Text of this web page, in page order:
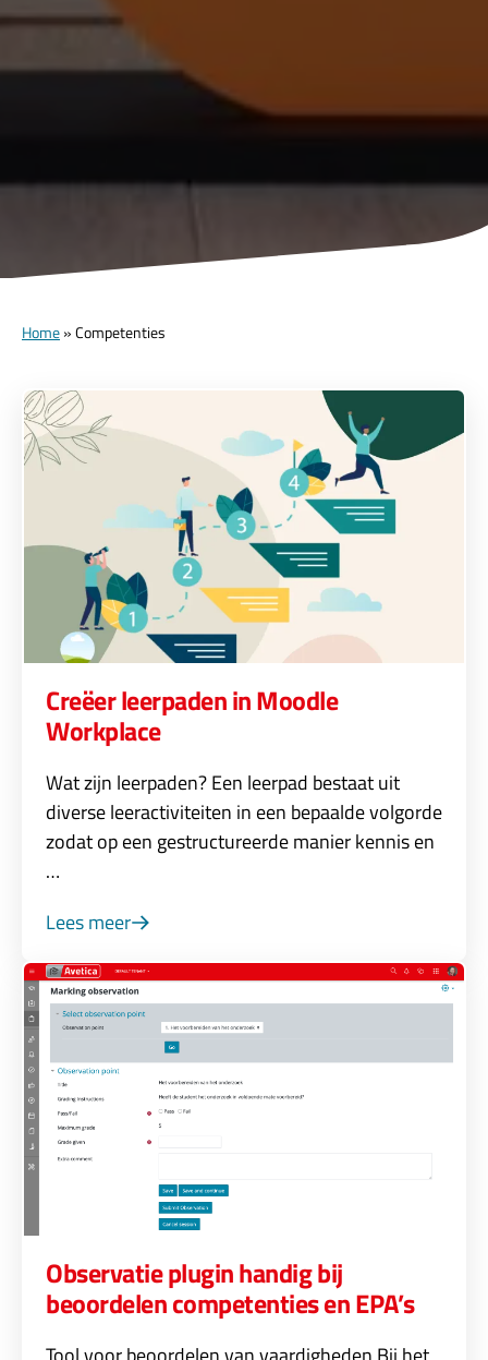
Home»Competenties
Creëer leerpaden in Moodle
Workplace
Wat zijn leerpaden? Een leerpad bestaat uit
diverse leeractiviteiten in een bepaalde volgorde
zodat op een gestructureerde manier kennis en
…
Lees meer
Observatie plugin handig bij
beoordelen competenties en EPA’s